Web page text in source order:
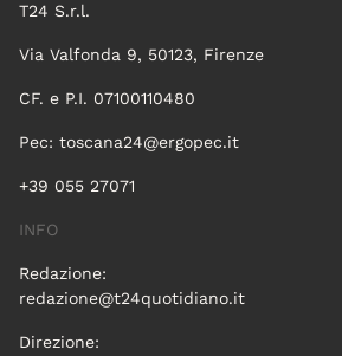
T24 S.r.l.
Via Valfonda 9, 50123, Firenze
CF. e P.I. 07100110480
Pec: toscana24@ergopec.it
+39 055 27071
INFO
Redazione:
redazione@t24quotidiano.it
Direzione: